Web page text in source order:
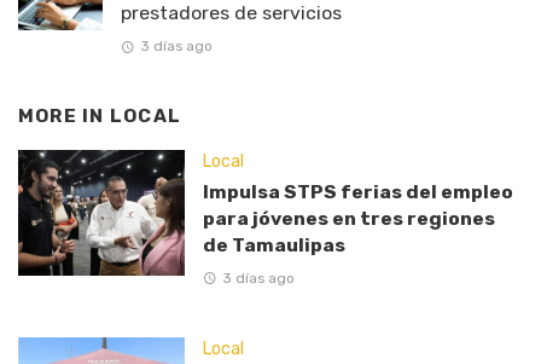
prestadores de servicios
3 días ago
MORE IN LOCAL
Local
Impulsa STPS ferias del empleo
para jóvenes en tres regiones
de Tamaulipas
3 días ago
Local